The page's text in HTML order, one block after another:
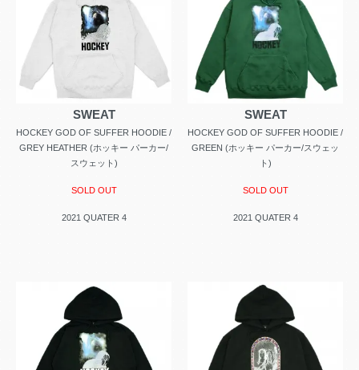
SWEAT
HOCKEY GOD OF SUFFER HOODIE /
GREY HEATHER (ホッキー パーカー/
スウェット)
SOLD OUT
2021 QUATER 4
SWEAT
HOCKEY GOD OF SUFFER HOODIE /
GREEN (ホッキー パーカー/スウェッ
ト)
SOLD OUT
2021 QUATER 4